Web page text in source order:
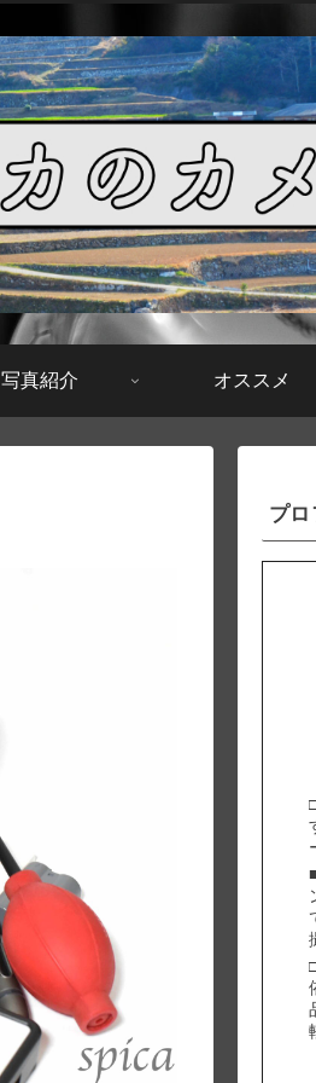
写真紹介 オススメ
プ